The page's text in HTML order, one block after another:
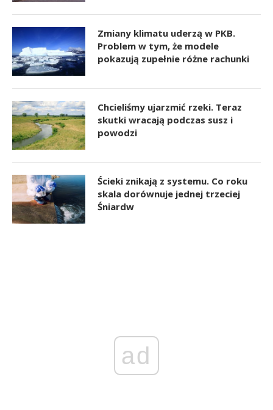
Zmiany klimatu uderzą w PKB.
Problem w tym, że modele
pokazują zupełnie różne rachunki
Chcieliśmy ujarzmić rzeki. Teraz
skutki wracają podczas susz i
powodzi
Ścieki znikają z systemu. Co roku
skala dorównuje jednej trzeciej
Śniardw
ad